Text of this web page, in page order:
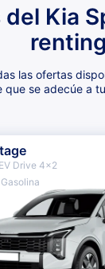
Kia
renting
las ofertas
que se adecúe a
Drive 4x2